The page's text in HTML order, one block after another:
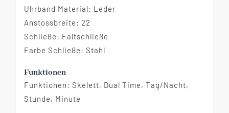
Uhrband Material: Leder
Anstossbreite: 22
Schließe: Faltschließe
Farbe Schließe: Stahl
Funktionen
Funktionen: Skelett, Dual Time, Tag/Nacht,
Stunde, Minute